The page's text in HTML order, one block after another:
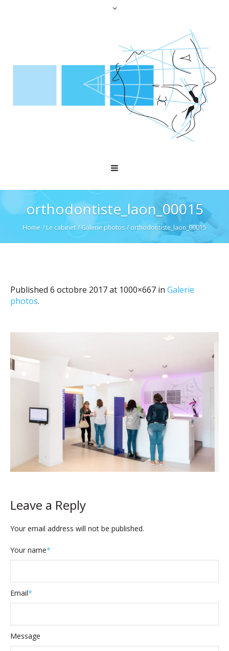
orthodontiste_laon_00015
Home / Le cabinet /Galerie photos / orthodontiste_laon_00015
Published 6 octobre 2017at 1000×667 in Galerie
photos.
Leave a Reply
Your email address will not be published.
Your name*
Email*
Message